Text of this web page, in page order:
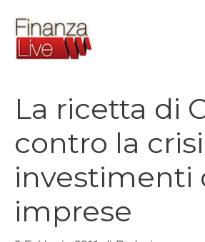
contenuto
La ricetta di
contro la
investimenti
imprese